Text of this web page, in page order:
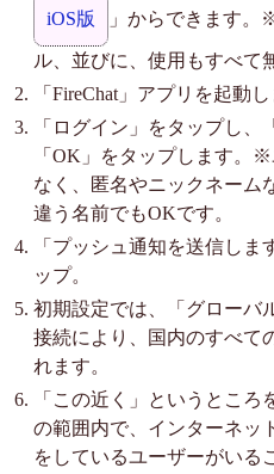
iOS版 」からできます
ル、並びに、使用もすべて
「FireChat」アプリを起動し
「ログイン」をタップし、
「OK」をタップします。
なく、匿名やニックネーム
違う名前でもOKです。
「プッシュ通知を送信し
ップ。
初期設定では、「グローバ
接続により、国内のすべて
れます。
「この近く」というとこ
の範囲内で、インターネッ
をしているユーザーがいる